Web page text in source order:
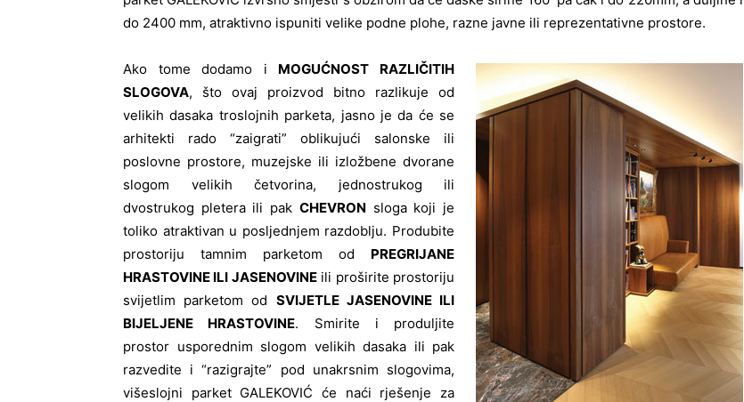
do 2400 mm, atraktivno ispuniti velike podne plohe, razne javne ili reprezentativne prostore.
Ako tome dodamo i MOGUĆNOST RAZLIČITIH
SLOGOVA, što ovaj proizvod bitno razlikuje od
velikih dasaka troslojnih parketa, jasno je da će se
arhitekti rado “zaigrati” oblikujući salonske ili
poslovne prostore, muzejske ili izložbene dvorane
slogom velikih četvorina, jednostrukog ili
dvostrukog pletera ili pak CHEVRON sloga koji je
toliko atraktivan u posljednjem razdoblju. Produbite
prostoriju tamnim parketom od PREGRIJANE
HRASTOVINE ILI JASENOVINEili proširite prostoriju
svijetlim parketom od SVIJETLE JASENOVINE ILI
BIJELJENE HRASTOVINE. Smirite i produljite
prostor usporednim slogom velikih dasaka ili pak
razvedite i “razigrajte” pod unakrsnim slogovima,
višeslojni parket GALEKOVIĆ će naći rješenje za